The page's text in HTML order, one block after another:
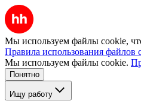
Мы используем файлы cookie,
Правила использования файлов
Мы используем файлы cookie.
Понятно
Ищу работу